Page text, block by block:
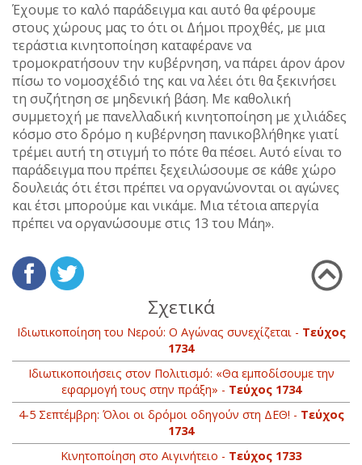
Έχουμε το καλό παράδειγμα και αυτό θα φέρουμε
στους χώρους μας το ότι οι Δήμοι προχθές, με μια
τεράστια κινητοποίηση καταφέρανε να
τρομοκρατήσουν την κυβέρνηση, να πάρει άρον άρον
πίσω το νομοσχέδιό της και να λέει ότι θα ξεκινήσει
τη συζήτηση σε μηδενική βάση. Με καθολική
συμμετοχή με πανελλαδική κινητοποίηση με χιλιάδες
κόσμο στο δρόμο η κυβέρνηση πανικοβλήθηκε γιατί
τρέμει αυτή τη στιγμή το πότε θα πέσει. Αυτό είναι το
παράδειγμα που πρέπει ξεχειλώσουμε σε κάθε χώρο
δουλειάς ότι έτσι πρέπει να οργανώνονται οι αγώνες
και έτσι μπορούμε και νικάμε. Μια τέτοια απεργία
πρέπει να οργανώσουμε στις 13 του Μάη».
Σχετικά
Ιδιωτικοποίηση του Νερού: Ο Αγώνας συνεχίζεται - Τεύχος
1734
Ιδιωτικοποιήσεις στον Πολιτισμό: «Θα εμποδίσουμε την
εφαρμογή τους στην πράξη» - Τεύχος 1734
4-5 Σεπτέμβρη: Όλοι οι δρόμοι οδηγούν στη ΔΕΘ! - Τεύχος
1734
Κινητοποίηση στο Αιγινήτειο - Τεύχος 1733